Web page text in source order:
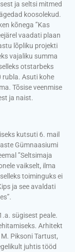
ja seltsi mitmed
koosolekud.
kõnega ”Kas
vaadati plaan
lõpliku projekti
vajaliku summa
otstarbeks
rubla. Asuti kohe
Tõsise veenmise
ja naist.
kutsuti 6. mail
Gümnaasiumi
”Seltsimaja
vaikselt, ilma
toiminguks ei
ja see avaldati
sügisest peale.
Arhitekt
Piksoni Tartust,
juhtis tööd